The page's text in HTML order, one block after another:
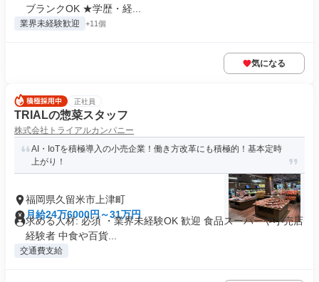
ブランクOK ★学歴・経...
業界未経験歓迎 +11個
気になる
正社員
TRIALの惣菜スタッフ
株式会社トライアルカンパニー
AI・IoTを積極導入の小売企業！働き方改革にも積極的！基本定時
上がり！
福岡県久留米市上津町
月給24万6000円～31万円
求める人材: 必須 ・業界未経験OK 歓迎 食品スーパーや小売店
経験者 中食や百貨...
交通費支給